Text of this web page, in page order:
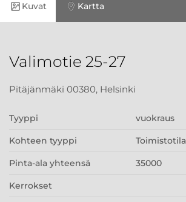
Kuvat Kartta
Valimotie 25-27
Pitäjänmäki 00380, Helsinki
Tyyppi vuokraus
Kohteen tyyppi Toimistotila
Pinta-ala yhteensä 35000
Kerrokset